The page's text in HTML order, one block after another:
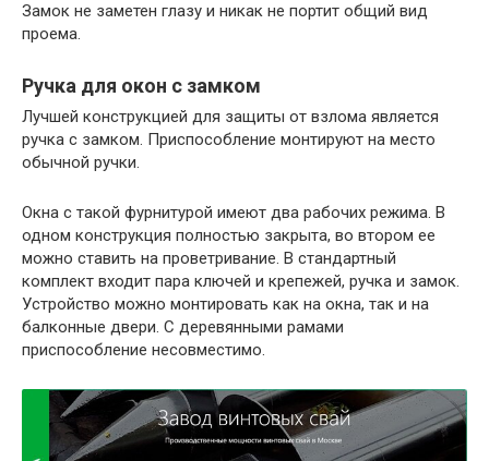
Замок не заметен глазу и никак не портит общий вид
проема.
Ручка для окон с замком
Лучшей конструкцией для защиты от взлома является
ручка с замком. Приспособление монтируют на место
обычной ручки.
Окна с такой фурнитурой имеют два рабочих режима. В
одном конструкция полностью закрыта, во втором ее
можно ставить на проветривание. В стандартный
комплект входит пара ключей и крепежей, ручка и замок.
Устройство можно монтировать как на окна, так и на
балконные двери. С деревянными рамами
приспособление несовместимо.